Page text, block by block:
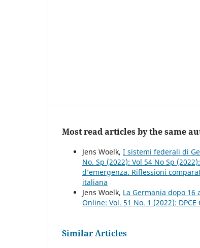
Most read articles by the same
Jens Woelk, I sistemi federali di
No. Sp (2022): Vol 54 No Sp
d’emergenza. Riflessioni
italiana
Jens Woelk, La Germania dopo
Online: Vol. 51 No. 1 (2022):
Similar Articles